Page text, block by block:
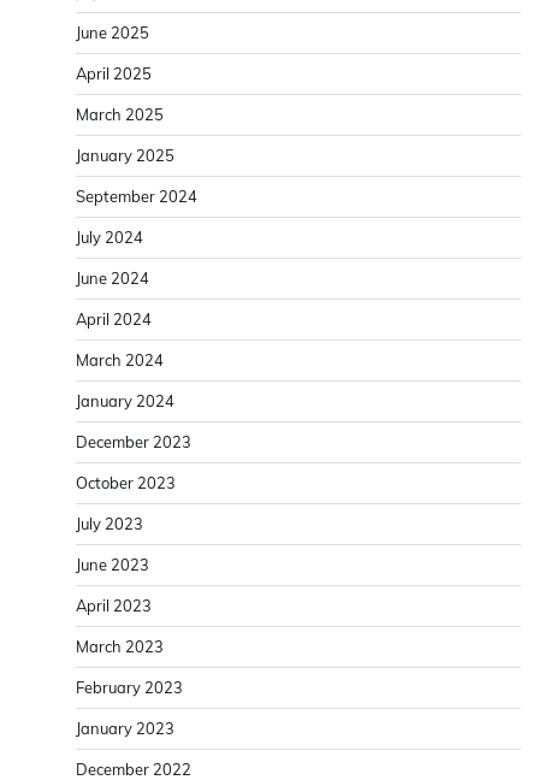
June 2025
April 2025
March 2025
January 2025
September 2024
July 2024
June 2024
April 2024
March 2024
January 2024
December 2023
October 2023
July 2023
June 2023
April 2023
March 2023
February 2023
January 2023
December 2022